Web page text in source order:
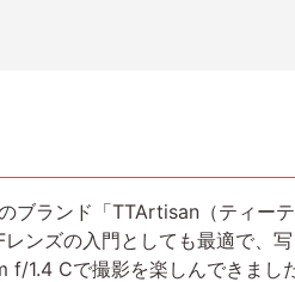
ブランド「TTArtisan（ティー
ンズの入門としても最適で、
1.4 Cで撮影を楽しんできました